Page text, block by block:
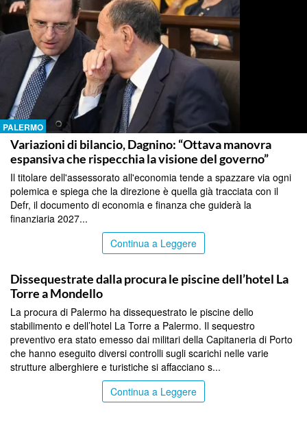
PALERMO
Variazioni di bilancio, Dagnino: “Ottava manovra
espansiva che rispecchia la visione del governo”
Il titolare dell'assessorato all'economia tende a spazzare via ogni
polemica e spiega che la direzione è quella già tracciata con il
Defr, il documento di economia e finanza che guiderà la
finanziaria 2027...
Continua a Leggere
Dissequestrate dalla procura le piscine dell’hotel La
Torre a Mondello
La procura di Palermo ha dissequestrato le piscine dello
stabilimento e dell’hotel La Torre a Palermo. Il sequestro
preventivo era stato emesso dai militari della Capitaneria di Porto
che hanno eseguito diversi controlli sugli scarichi nelle varie
strutture alberghiere e turistiche si affacciano s...
Continua a Leggere